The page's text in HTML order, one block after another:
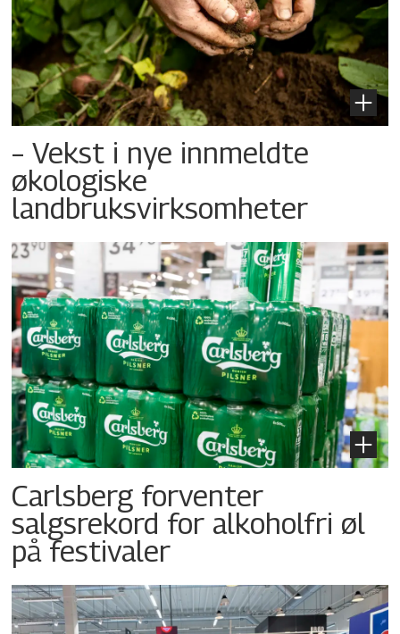
– Vekst i nye innmeldte
økologiske
landbruksvirksomheter
Carlsberg forventer
salgsrekord for alkoholfri øl
på festivaler